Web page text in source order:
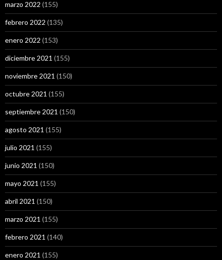
marzo 2022 (155)
febrero 2022 (135)
enero 2022 (153)
diciembre 2021 (155)
noviembre 2021 (150)
octubre 2021 (155)
septiembre 2021 (150)
agosto 2021 (155)
julio 2021 (155)
junio 2021 (150)
mayo 2021 (155)
abril 2021 (150)
marzo 2021 (155)
febrero 2021 (140)
enero 2021 (155)